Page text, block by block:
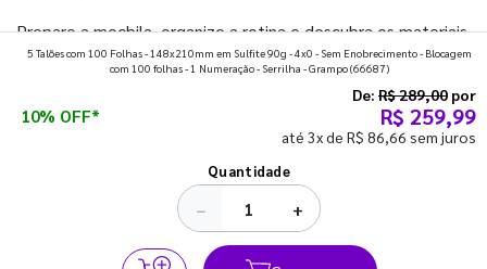
Prepare a mochila, organize a rotina e descubra os materiais
que fazem toda diferença para começar o segundo
5 Talões com 100 Folhas - 148x210mm em Sulfite 90g - 4x0 - Sem Enobrecimento - Blocagem
com 100 folhas - 1 Numeração - Serrilha - Grampo(66687)
10% OFF*
De: R$ 289,00 por
R$ 259,99
até 3x de R$ 86,66 sem juros
Quantidade
− +